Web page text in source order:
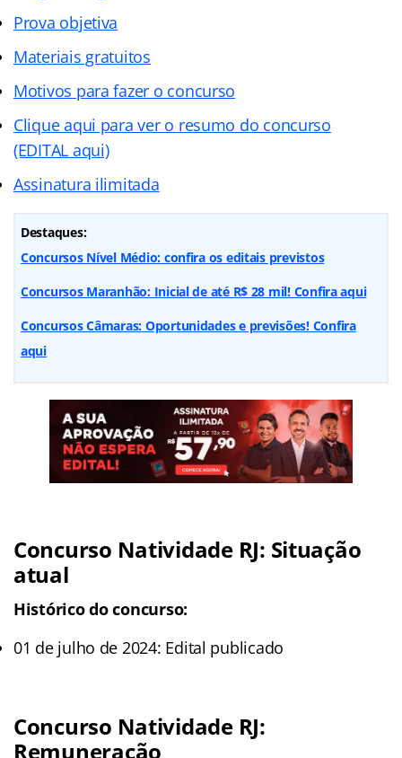
Prova objetiva
Materiais gratuitos
Motivos para fazer o concurso
Clique aqui para ver o resumo do concurso
(EDITAL aqui)
Assinatura ilimitada
Destaques:
Concursos Nível Médio: confira os editais previstos
Concursos Maranhão: Inicial de até R$ 28 mil! Confira aqui
Concursos Câmaras: Oportunidades e previsões! Confira
aqui
Concurso Natividade RJ: Situação
atual
Histórico do concurso:
01 de julho de 2024: Edital publicado
Concurso Natividade RJ:
Remuneração